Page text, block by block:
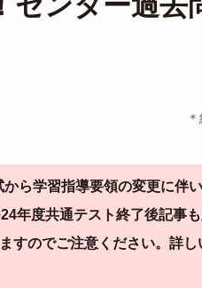
ら学習指導要領の変更に伴
年度共通テスト終了後記事
すのでご注意ください。詳し